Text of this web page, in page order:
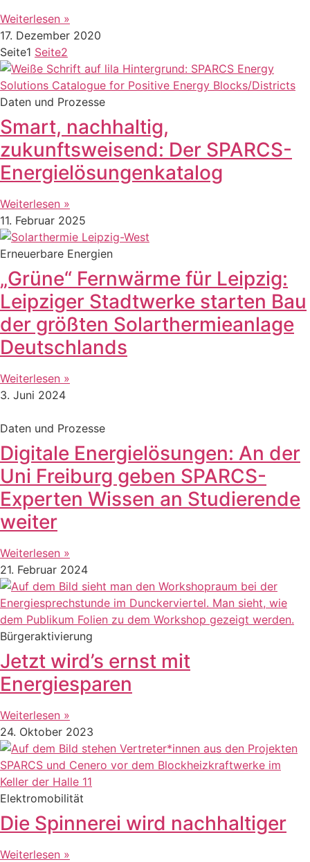
Weiterlesen »
17. Dezember 2020
Seite1 Seite2
Daten und Prozesse
Smart, nachhaltig,
zukunftsweisend: Der SPARCS-
Energielösungenkatalog
Weiterlesen »
11. Februar 2025
Erneuerbare Energien
„Grüne“ Fernwärme für Leipzig:
Leipziger Stadtwerke starten Bau
der größten Solarthermieanlage
Deutschlands
Weiterlesen »
3. Juni 2024
Daten und Prozesse
Digitale Energielösungen: An der
Uni Freiburg geben SPARCS-
Experten Wissen an Studierende
weiter
Weiterlesen »
21. Februar 2024
Bürgeraktivierung
Jetzt wird’s ernst mit
Energiesparen
Weiterlesen »
24. Oktober 2023
Elektromobilität
Die Spinnerei wird nachhaltiger
Weiterlesen »